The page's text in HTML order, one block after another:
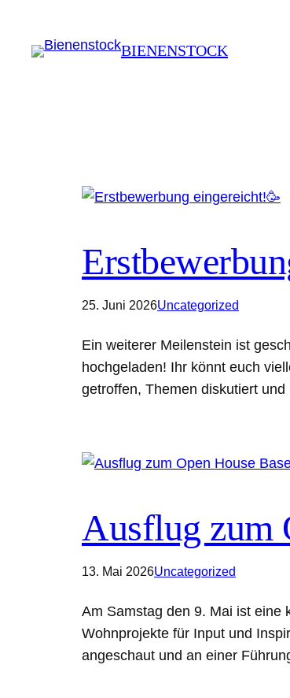
springen
BIENENSTOCK
25. Juni 2026Uncategorized
Ein weiterer Meilenstein ist
hochgeladen! Ihr könnt euch
getroffen, Themen diskutiert
Ausflug zum
13. Mai 2026Uncategorized
Am Samstag den 9. Mai ist eine
Wohnprojekte für Input und
angeschaut und an einer